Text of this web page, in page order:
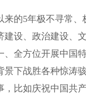
5年极不寻常、
建设、政治建设、
、全方位开展中国
景下战胜各种惊涛
，比如庆祝中国共